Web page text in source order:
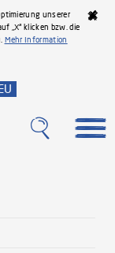
unserer
„X“ klicken bzw. die
Mehr Information